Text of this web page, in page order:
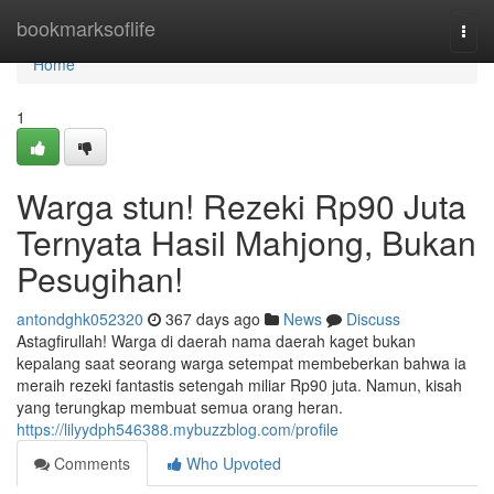
bookmarksoflife
Home
Home
1
Warga stun! Rezeki Rp90 Juta
Ternyata Hasil Mahjong, Bukan
Pesugihan!
antondghk052320 367 days ago News
Discuss
Astagfirullah! Warga di daerah nama daerah kaget bukan
kepalang saat seorang warga setempat membeberkan bahwa ia
meraih rezeki fantastis setengah miliar Rp90 juta. Namun, kisah
yang terungkap membuat semua orang heran.
https://lilyydph546388.mybuzzblog.com/profile
Comments
Who Upvoted